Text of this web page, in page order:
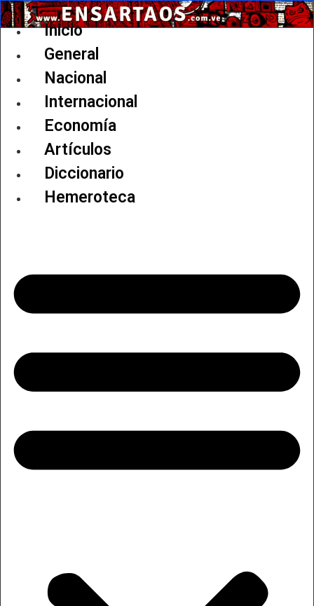
Ir
al
Inicio
General
Nacional
Internacional
Economía
Artículos
Diccionario
Hemeroteca